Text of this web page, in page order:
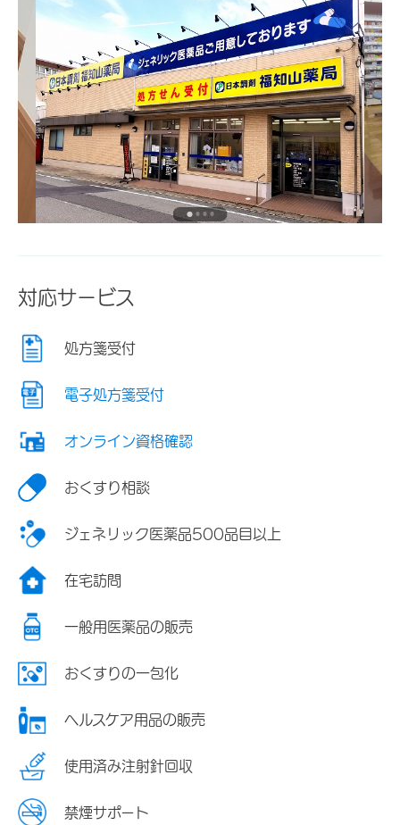
対応サービス
処方箋受付
電子処方箋受付
オンライン資格確認
おくすり相談
ジェネリック医薬品500品目以上
在宅訪問
一般用医薬品の販売
おくすりの一包化
ヘルスケア用品の販売
使用済み注射針回収
禁煙サポート